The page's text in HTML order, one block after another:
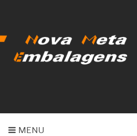
MENU